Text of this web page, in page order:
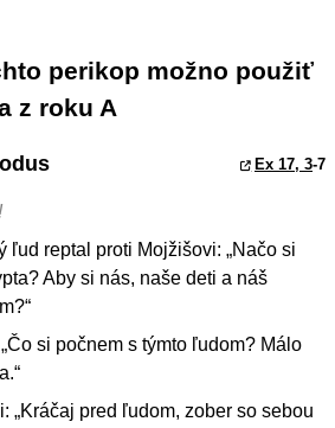
perikop možno použiť
z roku A
Ex 17, 3-7
ľud reptal proti Mojžišovi: „Načo si
Aby si nás, naše deti a náš
si počnem s týmto ľudom? Málo
„Kráčaj pred ľudom, zober so sebou